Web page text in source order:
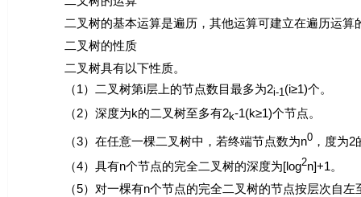
二叉树的基本运算是遍历，其他运算可建立在遍历运算
二叉树的性质
二叉树具有以下性质。
（1）二叉树第i层上的节点数目最多为2i-1(i≥1)个。
（2）深度为k的二叉树至多有2k-1(k≥1)个节点。
（3）在任意一棵二叉树中，若终端节点数为n0，度为2
（4）具有n个节点的完全二叉树的深度为[log2n]+1。
（5）对一棵有n个节点的完全二叉树的节点按层次自左